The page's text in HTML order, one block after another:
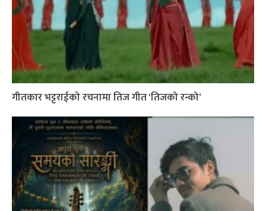
गीतकार भट्टराईको रचनामा तिज गीत ‘तिजको रन्को’